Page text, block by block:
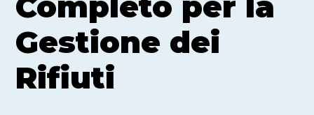
Gestione dei
Rifiuti